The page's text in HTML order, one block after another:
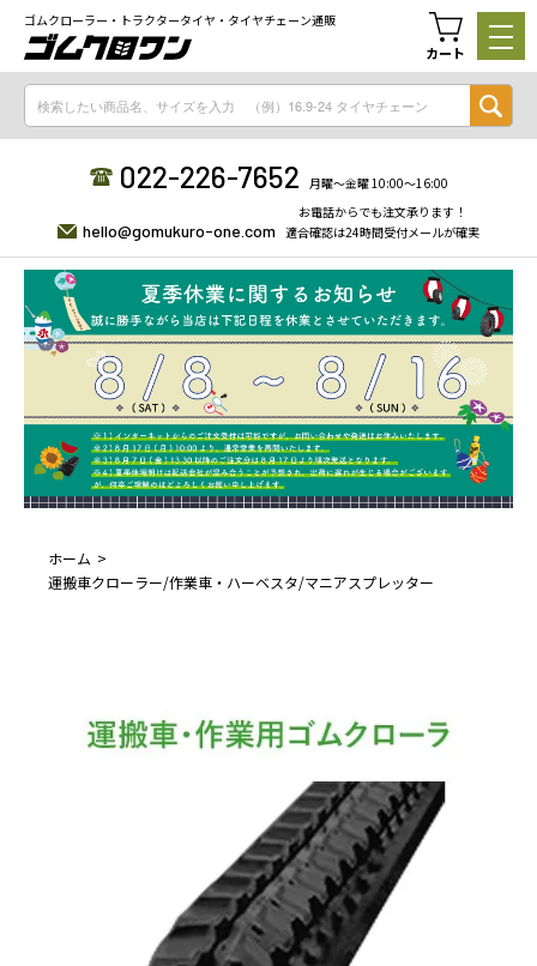
ゴムクローラー・トラクタータイヤ・タイヤチェーン通販
カート
022-226-7652 月曜〜金曜 10:00〜16:00
hello@gomukuro-one.com
お電話からでも注文承ります！
適合確認は24時間受付メールが確実
ホーム
運搬車クローラー/作業車・ハーベスタ/マニアスプレッター